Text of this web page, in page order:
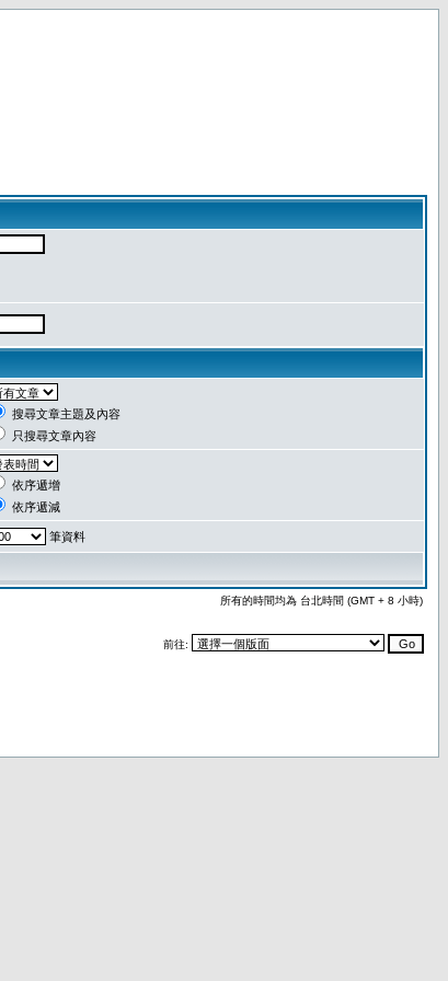
搜尋文章主題及內容
只搜尋文章內容
依序遞增
依序遞減
筆資料
所有的時間均為 台北時間 (GMT + 8 小時)
前往: